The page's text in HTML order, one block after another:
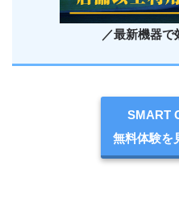
／最新機器で
SMART
無料体験を